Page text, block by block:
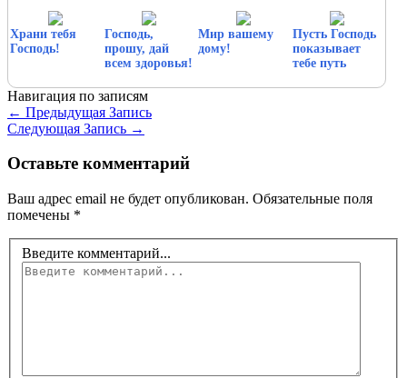
Храни тебя
Господь!
Господь,
прошу, дай
всем здоровья!
Мир вашему
дому!
Пусть Господь
показывает
тебе путь
Навигация по записям
← Предыдущая Запись
Следующая Запись →
Оставьте комментарий
Ваш адрес email не будет опубликован. Обязательные поля
помечены *
Введите комментарий...